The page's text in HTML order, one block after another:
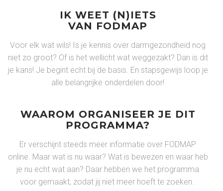
IK WEET (N)IETS
VAN FODMAP
Voor elk wat wils! Is je kennis over darmgezondheid nog
niet zo groot? Of is het wellicht wat weggezakt? Dan is dit
je kans! Je begint echt bij de basis. En stapsgewijs loop je
alle belangrijke onderdelen door!
WAAROM ORGANISEER JE DIT
PROGRAMMA?
Er verschijnt steeds meer informatie over FODMAP
online. Maar wat is nu waar? Wat is bewezen en waar heb
je nu echt wat aan? Daar hebben we het programma
voor gemaakt, zodat jij niet meer hoeft te zoeken.